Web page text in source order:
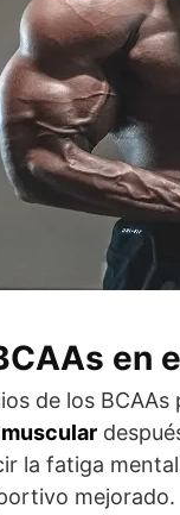
en
de los
la fatiga
mejorado.